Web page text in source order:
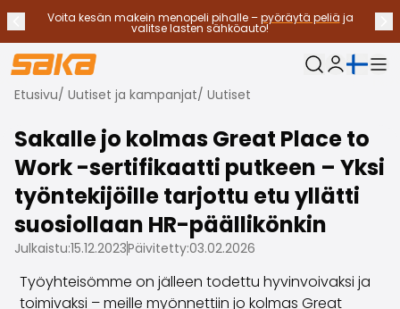
Edellinen ilmoitus
Voita kesän makein menopeli pihalle –pyöräytä peliä ja
valitse lasten sähköauto!
Lopeta ilmoitukset
✕
Oma Saka
Nykyinen
Vaihtoautot
Käyttövoimat
Katso kaikki vaihtoautot
Sähköautot
Hybridiautot
Bensiiniautot
Dieselautot
Kaasuautot
Ota yhteyttä
Usein kysytyt kysymykset
Etusivu/ Uutiset ja kampanjat/ Uutiset
Sakalle jo kolmas Great Place to
Work -sertifikaatti putkeen – Yksi
työntekijöille tarjottu etu yllätti
suosiollaan HR-päällikönkin
Julkaistu:15.12.2023Päivitetty:03.02.2026
Työyhteisömme on jälleen todettu hyvinvoivaksi ja
toimivaksi – meille myönnettiin jo kolmas Great